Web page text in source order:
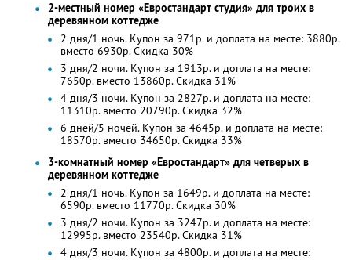
2-местный номер «Евростандарт студия» для троих в
деревянном коттедже
2 дня/1 ночь. Купон за 971р. и доплата на месте: 3880р.
вместо 6930р.Скидка 30%
3 дня/2 ночи. Купон за 1913р. и доплата на месте:
7650р. вместо 13860р.Скидка 31%
4 дня/3 ночи. Купон за 2827р. и доплата на месте:
11310р. вместо 20790р. Скидка 32%
6 дней/5 ночей. Купон за 4645р. и доплата на месте:
18570р. вместо 34650р. Скидка 33%
3-комнатный номер «Евростандарт» для четверых в
деревянном коттедже
2 дня/1 ночь. Купон за 1649р. и доплата на месте:
6590р. вместо 11770р.Скидка 30%
3 дня/2 ночи. Купон за 3247р. и доплата на месте:
12995р. вместо 23540р.Скидка 31%
4 дня/3 ночи. Купон за 4800р. и доплата на месте: